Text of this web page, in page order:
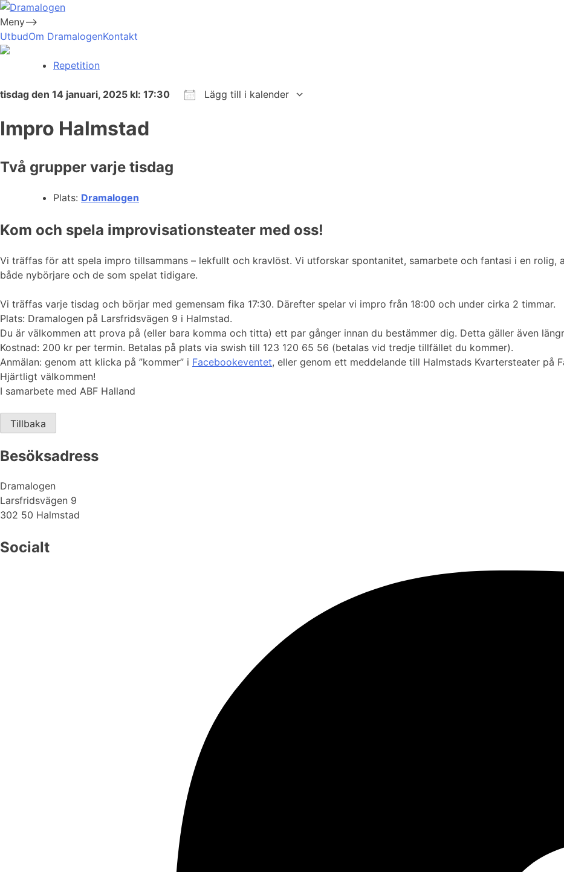
Skip
to
content
Dramalogen
Dialog med flera verktyg
Meny-->
UtbudOm DramalogenKontakt
Repetition
tisdag den 14 januari, 2025 kl: 17:30
Lägg till i kalender
Impro Halmstad
Två grupper varje tisdag
Plats: Dramalogen
Kom och spela improvisationsteater med oss!
Vi träffas för att spela impro tillsammans – lekfullt och kravlöst. Vi utforskar spontanitet, samarbete och fantasi i en rolig,
både nybörjare och de som spelat tidigare.
Vi träffas varje tisdag och börjar med gemensam fika 17:30. Därefter spelar vi impro från 18:00 och under cirka 2 timmar.
Plats: Dramalogen på Larsfridsvägen 9 i Halmstad.
Du är välkommen att prova på (eller bara komma och titta) ett par gånger innan du bestämmer dig. Detta gäller även
Kostnad: 200 kr per termin. Betalas på plats via swish till 123 120 65 56 (betalas vid tredje tillfället du kommer).
Anmälan: genom att klicka på ”kommer” i Facebookeventet, eller genom ett meddelande till Halmstads Kvartersteater på
Hjärtligt välkommen!
I samarbete med ABF Halland
Tillbaka
Besöksadress
Dramalogen
Larsfridsvägen 9
302 50 Halmstad
Socialt